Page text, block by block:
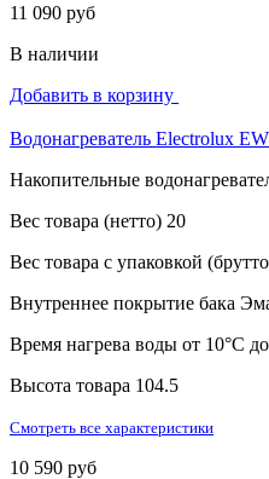
11 090 руб
В наличии
Добавить в корзину
Водонагреватель Electrolux
Накопительные
Вес товара (нетто) 20
Вес товара с упаковкой
Внутреннее покрытие бака
Время нагрева воды от 10°С
Высота товара 104.5
Смотреть все характеристики
10 590 руб